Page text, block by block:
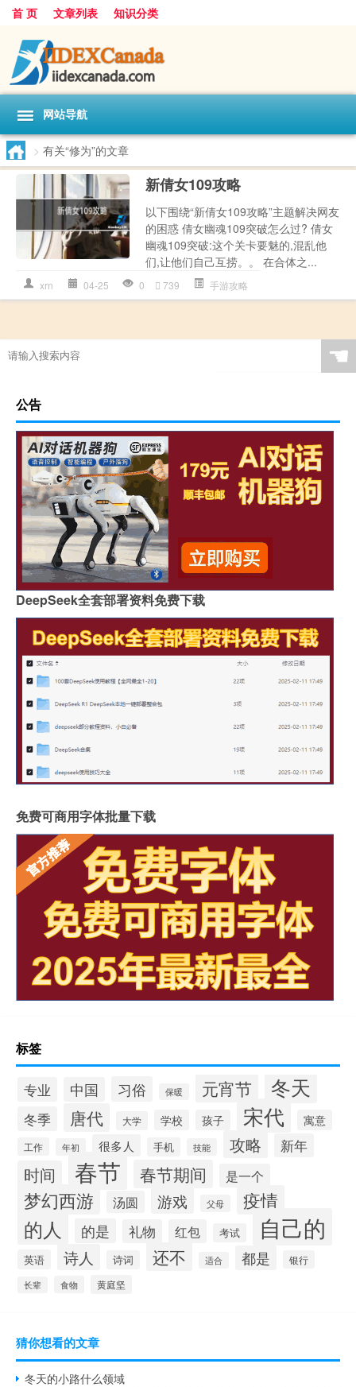
首 页 文章列表 知识分类
网站导航
> 有关“修为”的文章
新倩女109攻略
以下围绕“新倩女109攻略”主题解决网友
的困惑 倩女幽魂109突破怎么过? 倩女
幽魂109突破:这个关卡要魅的,混乱他
们,让他们自己互捞。。 在合体之...
xrn 04-25 0 739 手游攻略
☚
公告
DeepSeek全套部署资料免费下载
免费可商用字体批量下载
标签
专业 中国 习俗 保暖 元宵节 冬天
冬季 唐代 大学 学校 孩子 宋代 寓意
工作 年初 很多人 手机 技能 攻略 新年
时间 春节 春节期间 是一个
梦幻西游 汤圆 游戏 父母 疫情
的人 的是 礼物 红包 考试 自己的
英语 诗人 诗词 还不 适合 都是 银行
长辈 食物 黄庭坚
猜你想看的文章
冬天的小路什么领域